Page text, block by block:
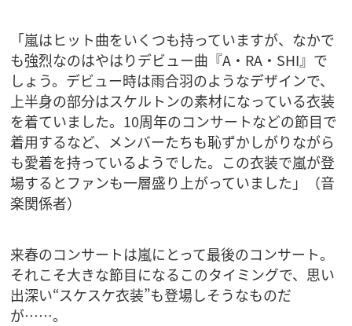
「嵐はヒット曲をいくつも持っていますが、なかで
も強烈なのはやはりデビュー曲『A・RA・SHI』で
しょう。デビュー時は雨合羽のようなデザインで、
上半身の部分はスケルトンの素材になっている衣装
を着ていました。10周年のコンサートなどの節目で
着用するなど、メンバーたちも恥ずかしがりながら
も愛着を持っているようでした。この衣装で嵐が登
場するとファンも一層盛り上がっていました」（音
楽関係者）
来春のコンサートは嵐にとって最後のコンサート。
それこそ大きな節目になるこのタイミングで、思い
出深い“スケスケ衣装”も登場しそうなものだ
が……。